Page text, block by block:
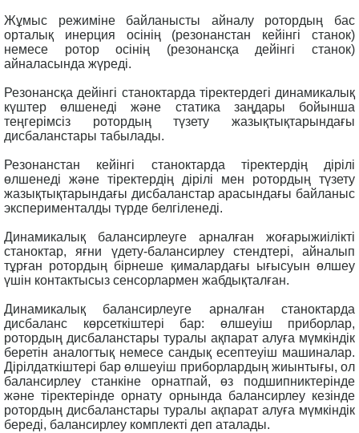
Жұмыс режиміне байланысты айналу ротордың бас
орталық инерция осінің (резонанстан кейінгі станок)
немесе ротор осінің (резонансқа дейінгі станок)
айналасында жүреді.
Резонансқа дейінгі станоктарда тіректердегі динамикалық
күштер өлшенеді және статика заңдары бойынша
теңгерімсіз ротордың түзету жазықтықтарындағы
дисбаланстары табылады.
Резонанстан кейінгі станоктарда тіректердің дірілі
өлшенеді және тіректердің дірілі мен ротордың түзету
жазықтықтарындағы дисбаланстар арасындағы байланыс
эксперименталды түрде белгіленеді.
Динамикалық балансирлеуге арналған жоғарыжиілікті
станоктар, яғни үдету-балансирлеу стендтері, айналып
тұрған ротордың бірнеше қималардағы ығысуын өлшеу
үшін контактысыз сенсорлармен жабдықталған.
Динамикалық балансирлеуге арналған станоктарда
дисбаланс көрсеткіштері бар: өлшеуіш приборлар,
ротордың дисбаланстары туралы ақпарат алуға мүмкіндік
беретін аналогтық немесе сандық есептеуіш машиналар.
Дірілдаткіштері бар өлшеуіш приборлардың жиынтығы, ол
балансирлеу станкіне орнатпай, өз подшипниктерінде
және тіректерінде орнату орнында балансирлеу кезінде
ротордың дисбаланстары туралы ақпарат алуға мүмкіндік
береді, балансирлеу комплекті деп аталады.